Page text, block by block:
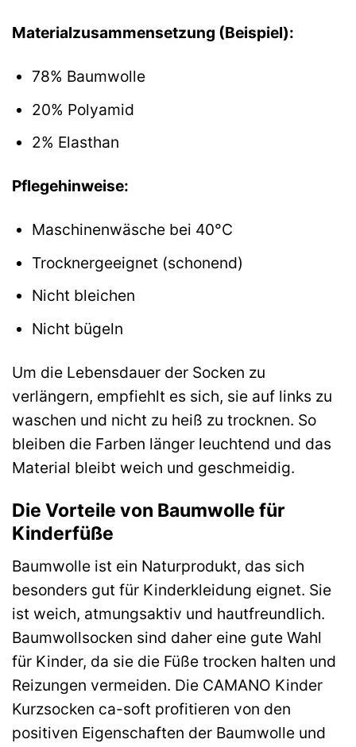
Materialzusammensetzung (Beispiel):
78% Baumwolle
20% Polyamid
2% Elasthan
Pflegehinweise:
Maschinenwäsche bei 40°C
Trocknergeeignet (schonend)
Nicht bleichen
Nicht bügeln
Um die Lebensdauer der Socken zu
verlängern, empfiehlt es sich, sie auf links zu
waschen und nicht zu heiß zu trocknen. So
bleiben die Farben länger leuchtend und das
Material bleibt weich und geschmeidig.
Die Vorteile von Baumwolle für
Kinderfüße
Baumwolle ist ein Naturprodukt, das sich
besonders gut für Kinderkleidung eignet. Sie
ist weich, atmungsaktiv und hautfreundlich.
Baumwollsocken sind daher eine gute Wahl
für Kinder, da sie die Füße trocken halten und
Reizungen vermeiden. Die CAMANO Kinder
Kurzsocken ca-soft profitieren von den
positiven Eigenschaften der Baumwolle und